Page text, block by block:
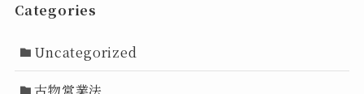
Categories
Uncategorized